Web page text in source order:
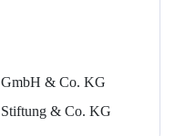
& Co. KG
& Co. KG